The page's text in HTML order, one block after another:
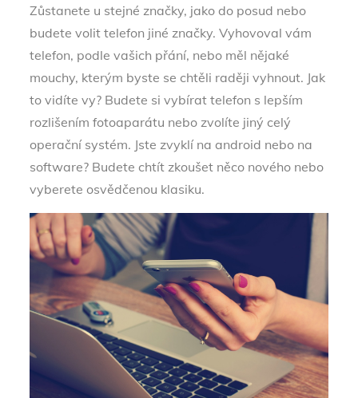
Zůstanete u stejné značky, jako do posud nebo
budete volit telefon jiné značky. Vyhovoval vám
telefon, podle vašich přání, nebo měl nějaké
mouchy, kterým byste se chtěli raději vyhnout. Jak
to vidíte vy? Budete si vybírat telefon s lepším
rozlišením fotoaparátu nebo zvolíte jiný celý
operační systém. Jste zvyklí na android nebo na
software? Budete chtít zkoušet něco nového nebo
vyberete osvědčenou klasiku.